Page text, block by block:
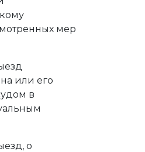
мер
или его
в
о